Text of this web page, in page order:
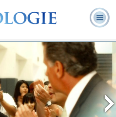
Ministres
Foire aux
questions